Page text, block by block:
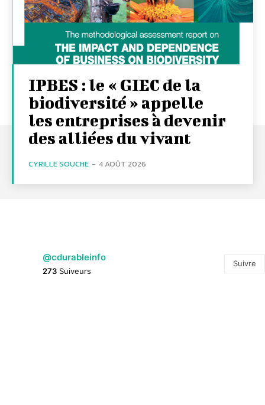
IPBES : le « GIEC de la
biodiversité » appelle
les entreprises à devenir
des alliées du vivant
CYRILLE SOUCHE - 4 AOÛT 2026
@cdurableinfo
273 Suiveurs
Suivre